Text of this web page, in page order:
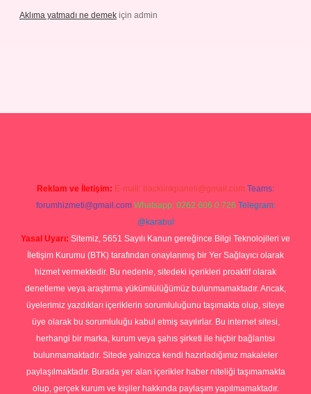
Aklıma yatmadı ne demek için admin
Reklam ve İletişim: E-mail: backlinkpaneli@gmail.com Teams:
forumhizmeti@gmail.com Whatsapp: 0262 606 0 726 Telegram:
@karabul
Yasal Uyarı: Sitemiz, 5651 Sayılı Kanun gereğince Bilgi Teknolojileri ve
İletişim Kurumu (BTK) tarafından onaylanmış bir Yer Sağlayıcı olarak
hizmet vermektedir. Bu nedenle, sitedeki içerikleri proaktif olarak
denetleme veya araştırma yükümlülüğümüz bulunmamaktadır. Ancak,
üyelerimiz yazdıkları içeriklerin sorumluluğunu taşımakta olup, siteye
üye olarak bu sorumluluğu kabul etmiş sayılırlar. Bu internet sitesi,
herhangi bir marka, kurum veya şahıs şirketi ile hiçbir bağlantısı
bulunmamaktadır. Sitede yalnızca kendi hazırladığımız makaleler
paylaşılmaktadır. Burada yer alan içerikler haber niteliği taşımamakta
olup, gerçek kurum ve kişiler hakkında paylaşım yapılmamaktadır.